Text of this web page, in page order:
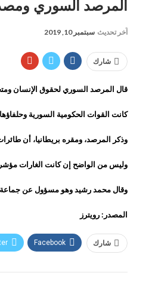
المرصد السوري
آخر تحديث سبتمبر 10, 2019
شارك
قال المرصد السوري لحقوق الإنسان
كانت القوات الحكومية السورية وحلفاؤها الروس اتفقوا من جانب واحد على هدنة يوم 31 أغسطس
وذكر المرصد، ومقره بريطانيا، أن
وليس من الواضح إن كانت الغارات
وقال محمد رشيد وهو مسؤول عن جماعة
المصدر: رويترز
شارك Facebook